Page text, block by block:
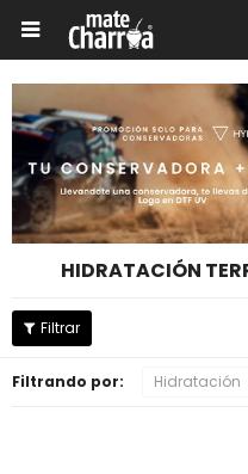

HIDRATACIÓN
Filtrando por: Hidratación